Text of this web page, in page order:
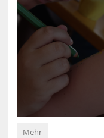
Bienentag:
Mehr